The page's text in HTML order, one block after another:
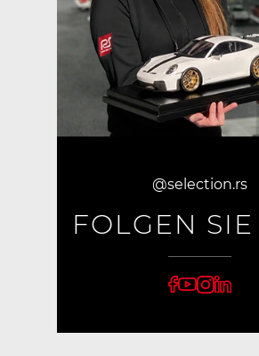
@selection.rs
FOLGEN